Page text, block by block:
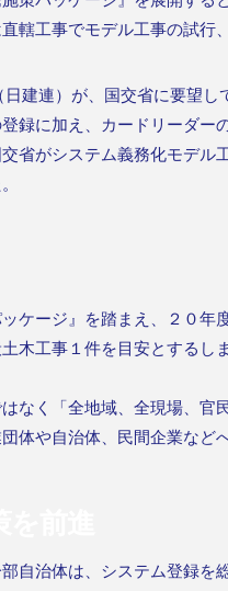
轄工事でモデル工事の試行
建連）が、国交省に要望
録に加え、カードリーダー
省がシステム義務化モデ
ケージ』を踏まえ、２０年
木工事１件を目安とする
なく「全地域、全現場、官
体や自治体、民間企業など
自治体は、システム登録を